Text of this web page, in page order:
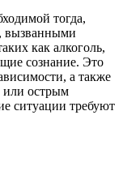
тогда,
вызванными
как алкоголь,
сознание. Это
а также
или острым
ситуации требуют